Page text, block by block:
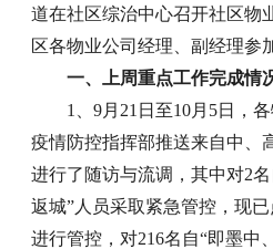
道在社区综治中心召开社区物
区各物业公司经理、副经理参
一、上周重点工作完成情
1、9月21日至10月5日，
疫情防控指挥部推送来自中、
进行了随访与流调，其中对2
返城”人员采取紧急管控，现
进行管控，对216名自“即墨中